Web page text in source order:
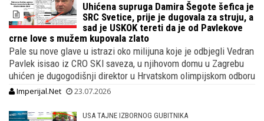
Uhićena supruga Damira Šegote šefica je
SRC Svetice, prije je dugovala za struju, a
sad je USKOK tereti da je od Pavlekove
crne love s mužem kupovala zlato
Pale su nove glave u istrazi oko milijuna koje je odbjegli Vedran
Pavlek isisao iz CRO SKI saveza, u njihovom domu u Zagrebu
uhićen je dugogodišnji direktor u Hrvatskom olimpijskom odboru
Imperijal.Net 23.07.2026
USA TAJNE IZBORNOG GUBITNIKA